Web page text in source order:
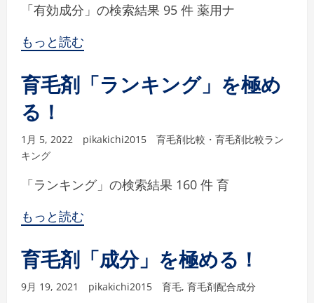
「有効成分」の検索結果 95 件 薬用ナ
もっと読む
育毛剤「ランキング」を極め
る！
1月 5, 2022 pikakichi2015
育毛剤比較・育毛剤比較ラン
キング
「ランキング」の検索結果 160 件 育
もっと読む
育毛剤「成分」を極める！
9月 19, 2021 pikakichi2015 育毛, 育毛剤配合成分